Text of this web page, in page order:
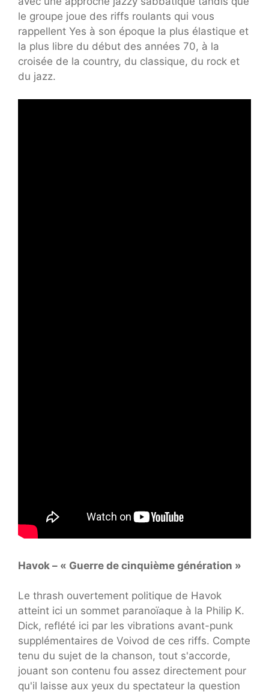
le groupe joue des riffs roulants qui vous
rappellent Yes à son époque la plus élastique et
la plus libre du début des années 70, à la
croisée de la country, du classique, du rock et
du jazz.
Havok – « Guerre de cinquième génération »
Le thrash ouvertement politique de Havok
atteint ici un sommet paranoïaque à la Philip K.
Dick, reflété ici par les vibrations avant-punk
supplémentaires de Voivod de ces riffs. Compte
tenu du sujet de la chanson, tout s'accorde,
jouant son contenu fou assez directement pour
qu'il laisse aux yeux du spectateur la question